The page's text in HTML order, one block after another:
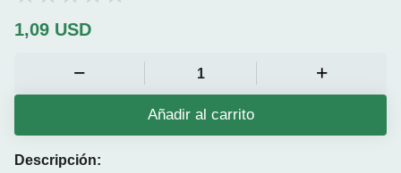
1,09 USD
Añadir al carrito
Descripción: